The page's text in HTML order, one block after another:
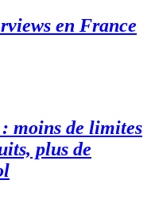
en France
moins de limites
plus de